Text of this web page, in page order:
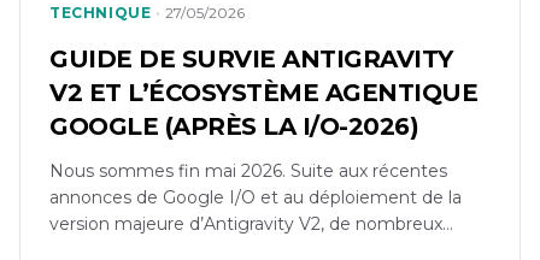
TECHNIQUE • 27/05/2026
GUIDE DE SURVIE ANTIGRAVITY
V2 ET L’ÉCOSYSTÈME AGENTIQUE
GOOGLE (APRÈS LA I/O-2026)
Nous sommes fin mai 2026. Suite aux récentes
annonces de Google I/O et au déploiement de la
version majeure d’Antigravity V2, de nombreux